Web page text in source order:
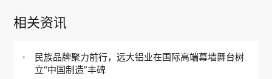
相关资讯
民族品牌聚力前行，远大铝业在国际高端幕墙舞台树
立“中国制造”丰碑